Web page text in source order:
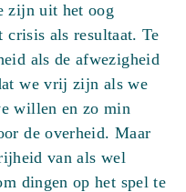
zijn uit het oog
crisis als resultaat. Te
als de afwezigheid
we vrij zijn als we
willen en zo min
de overheid. Maar
van als wel
dingen op het spel te